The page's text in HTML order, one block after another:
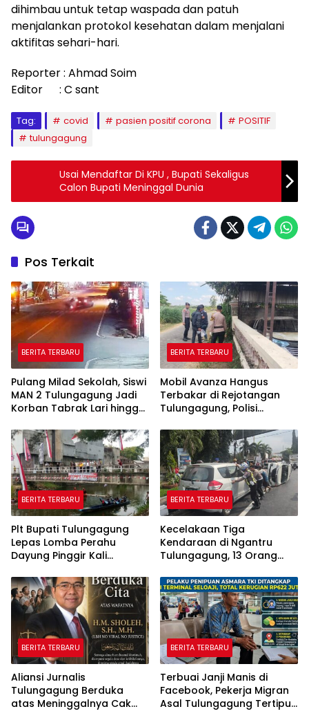
dihimbau untuk tetap waspada dan patuh
menjalankan protokol kesehatan dalam menjalani
aktifitas sehari-hari.
Reporter : Ahmad Soim
Editor : C sant
Tag: covid pasien positif corona
POSITIF
tulungagung
Usai Mendaftar Di KPU , Bupati Sekaligus
Calon Bupati Meninggal Dunia
Pos Terkait
BERITA TERBARU
Pulang Milad Sekolah, Siswi
MAN 2 Tulungagung Jadi
Korban Tabrak Lari hingga
BERITA TERBARU
Mobil Avanza Hangus
Terbakar di Rejotangan
Tulungagung, Polisi
Bahan Bakar
BERITA TERBARU
Plt Bupati Tulungagung
Lepas Lomba Perahu
Dayung Pinggir Kali
BERITA TERBARU
Kecelakaan Tiga
Kendaraan di Ngantru
Tulungagung, 13 Orang
BERITA TERBARU
Aliansi Jurnalis
Tulungagung Berduka
atas Meninggalnya Cak
BERITA TERBARU
Terbuai Janji Manis di
Facebook, Pekerja Migran
Asal Tulungagung Tertipu